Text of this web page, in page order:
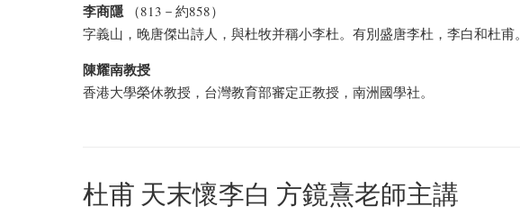
李商隱（813－約858）
字義山，晚唐傑出詩人，與杜牧并稱小李杜。有別盛唐李杜，李白和杜甫。
陳耀南教授
香港大學榮休教授，台灣教育部審定正教授，南洲國學社。
杜甫 天末懷李白 方鏡熹老師主講